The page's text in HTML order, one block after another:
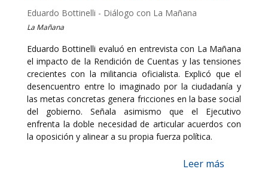
Eduardo Bottinelli - Diálogo con La Mañana
La Mañana
Eduardo Bottinelli evaluó en entrevista con La Mañana
el impacto de la Rendición de Cuentas y las tensiones
crecientes con la militancia oficialista. Explicó que el
desencuentro entre lo imaginado por la ciudadanía y
las metas concretas genera fricciones en la base social
del gobierno. Señala asimismo que el Ejecutivo
enfrenta la doble necesidad de articular acuerdos con
la oposición y alinear a su propia fuerza política.
Leer más